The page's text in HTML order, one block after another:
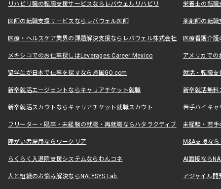
リハビリ職の転職支援サービスならレバウェルリハビリ 栄養士の転
医師の転職支援サービスならレバウェル医師 薬剤師の転
医療・ヘルスケア業界の課題解決支援ならレバウェル株式会社 医療看護介
メキシコでのお仕事探しはLeverages Career Mexico アメリカで
留学生が日本で仕事を探すなら帰国GO.com 就活・転職
新卒就活エージェントならキャリアチケット就職 新卒就活無料
新卒就活スカウトならキャリアチケット就職スカウト 若手ハイキ
フリーター・既卒・未経験の就職・再就職ならハタラクティブ 未経験・若手
障がい者雇用ならワークリア M&A支援な
らくらく入退院支援システムならわんコネ AI面接なら
人と組織のお悩み解決ならNALYSYS Lab. アジャイル